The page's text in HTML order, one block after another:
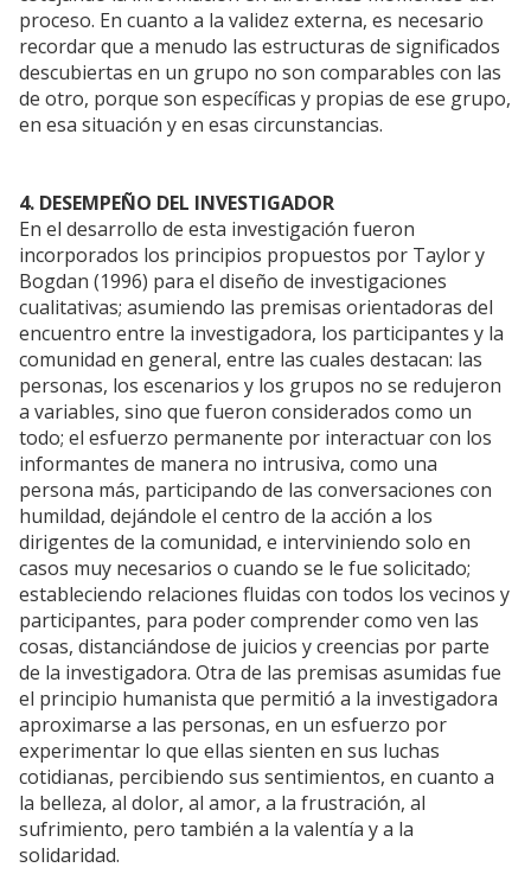
proceso. En cuanto a la validez externa, es necesario
recordar que a menudo las estructuras de significados
descubiertas en un grupo no son comparables con las
de otro, porque son específicas y propias de ese grupo,
en esa situación y en esas circunstancias.
4. DESEMPEÑO DEL INVESTIGADOR
En el desarrollo de esta investigación fueron
incorporados los principios propuestos por Taylor y
Bogdan (1996) para el diseño de investigaciones
cualitativas; asumiendo las premisas orientadoras del
encuentro entre la investigadora, los participantes y la
comunidad en general, entre las cuales destacan: las
personas, los escenarios y los grupos no se redujeron
a variables, sino que fueron considerados como un
todo; el esfuerzo permanente por interactuar con los
informantes de manera no intrusiva, como una
persona más, participando de las conversaciones con
humildad, dejándole el centro de la acción a los
dirigentes de la comunidad, e interviniendo solo en
casos muy necesarios o cuando se le fue solicitado;
estableciendo relaciones fluidas con todos los vecinos y
participantes, para poder comprender como ven las
cosas, distanciándose de juicios y creencias por parte
de la investigadora. Otra de las premisas asumidas fue
el principio humanista que permitió a la investigadora
aproximarse a las personas, en un esfuerzo por
experimentar lo que ellas sienten en sus luchas
cotidianas, percibiendo sus sentimientos, en cuanto a
la belleza, al dolor, al amor, a la frustración, al
sufrimiento, pero también a la valentía y a la
solidaridad.